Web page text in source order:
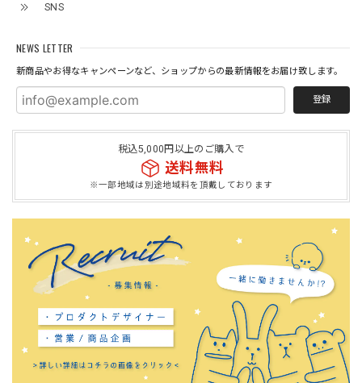
SNS
NEWS LETTER
新商品やお得なキャンペーンなど、ショップからの最新情報をお届け致します。
登録
税込5,000円以上のご購入で
送料無料
※一部地域は別途地域料を頂戴しております